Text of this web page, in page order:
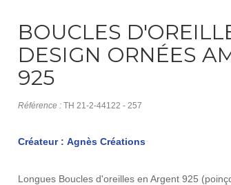
BOUCLES
DESIGN ORNÉES
925
Référence : TH 21-2-44122 - 257
Créateur : Agnès Créations
Longues Boucles d'oreilles en Argent 925